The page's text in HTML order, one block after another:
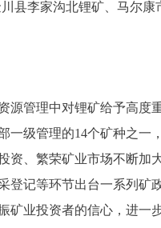
县李家沟北锂矿、马尔
源管理中对锂矿给予高度
一级管理的14个矿种之一
资、繁荣矿业市场不断加
登记等环节出台一系列矿
矿业投资者的信心，进一